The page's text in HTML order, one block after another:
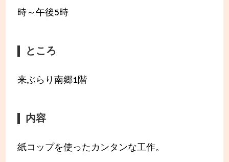
時～午後5時
ところ
来ぶらり南郷1階
内容
紙コップを使ったカンタンな工作。